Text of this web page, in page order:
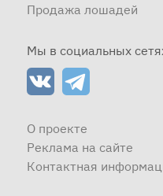
Продажа лошадей
Мы в социальных
О проекте
Реклама на сайте
Контактная